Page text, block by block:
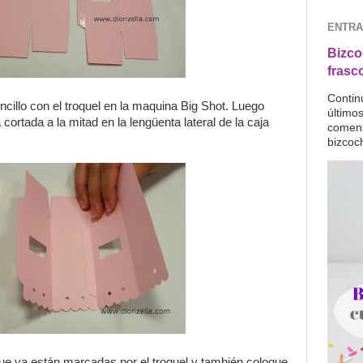
con el troquel en la maquina Big Shot. Luego
a la mitad en la lengüenta lateral de la caja